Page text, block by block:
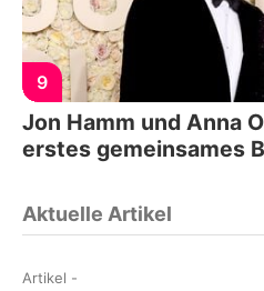
9
Jon Hamm und Anna
erstes gemeinsames
Aktuelle Artikel
Artikel -